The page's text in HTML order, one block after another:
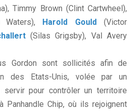
Timmy Brown (Clint Cartwheel),
Waters), Harold Gould
(Victor
(Silas Grigsby), Val Avery
Gordon sont sollicités afin de
des Etats-Unis, volée par un
pour contrôler un territoire
Panhandle Chip, où ils rejoignent